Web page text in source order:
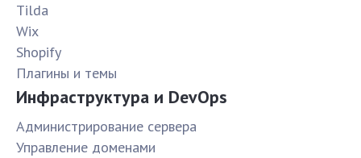
Tilda
Wix
Shopify
Плагины и темы
Инфраструктура и DevOps
Администрирование сервера
Управление доменами